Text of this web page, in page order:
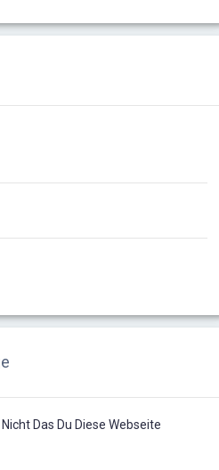
Das Du Diese Webseite